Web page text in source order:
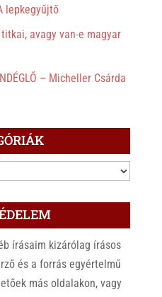
lepkegyűjtő
avagy van-e magyar
– Micheller Csárda
írásaim kizárólag írásos
és a forrás egyértelmű
más oldalakon, vagy